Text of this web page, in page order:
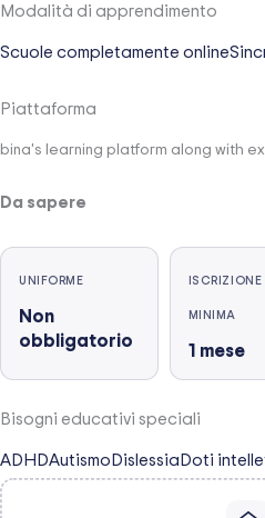
Modalità di apprendimento
Scuole completamente online
Piattaforma
bina's learning platform along with
Da sapere
UNIFORME
Non
obbligatorio
ISCRIZIONE
MINIMA
1 mese
Bisogni educativi speciali
ADHDAutismo Dislessia Doti